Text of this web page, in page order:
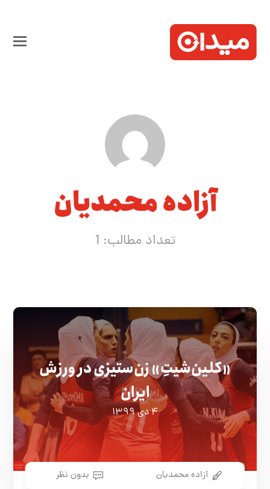
آزاده محمدیان
تعداد مطالب: 1
«کلین‌شیتِ» زن‌ستیزی در ورزش
ایران
۴ دی ۱۳۹۹
آزاده محمدیان بدون نظر